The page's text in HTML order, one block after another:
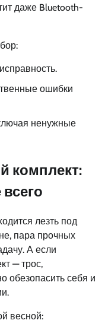
даже Bluetooth-
ошибки
ненужные
комплект:
лезть под
пара прочных
А если
— трос,
обезопасить себя и
весной: